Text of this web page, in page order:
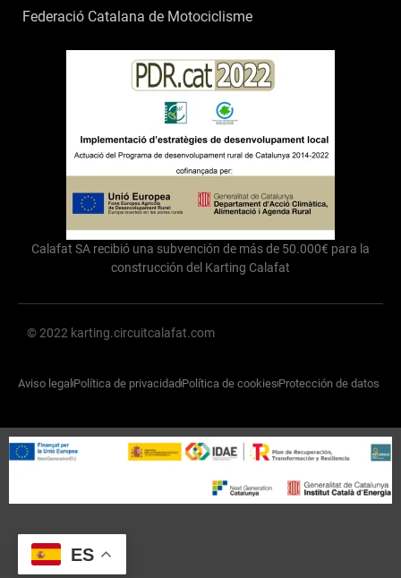
Federació Catalana de Motociclisme
Calafat SA recibió una subvención de más de 50.000€ para la
construcción del Karting Calafat
© 2022 karting.circuitcalafat.com
Aviso legal Política de privacidad Política de cookies Protección de datos
ES